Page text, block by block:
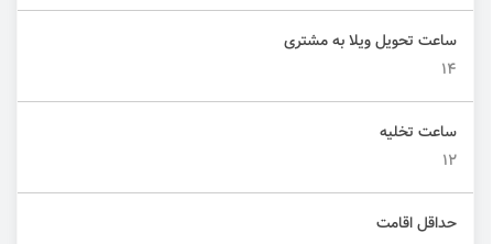
ساعت تحویل ویلا به مشتری
۱۴
ساعت تخلیه
۱۲
حداقل اقامت